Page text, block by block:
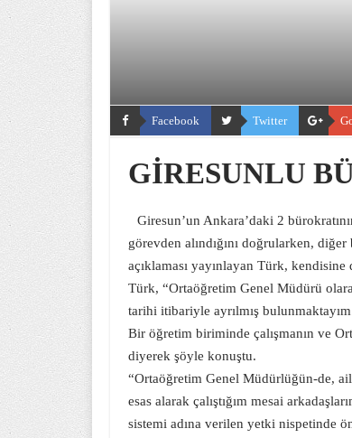
Facebook Twitter
GİRESUNLU
Giresun’un Ankara’daki 2
görevden alındığını doğrularken,
açıklaması yayınlayan Türk,
Türk, “Ortaöğretim Genel Müdürü
tarihi itibariyle ayrılmış
Bir öğretim biriminde çalışmanın ve
diyerek şöyle konuştu.
“Ortaöğretim Genel Müdürlüğün-de, aile
esas alarak çalıştığım mesai
sistemi adına verilen yetki nispetinde